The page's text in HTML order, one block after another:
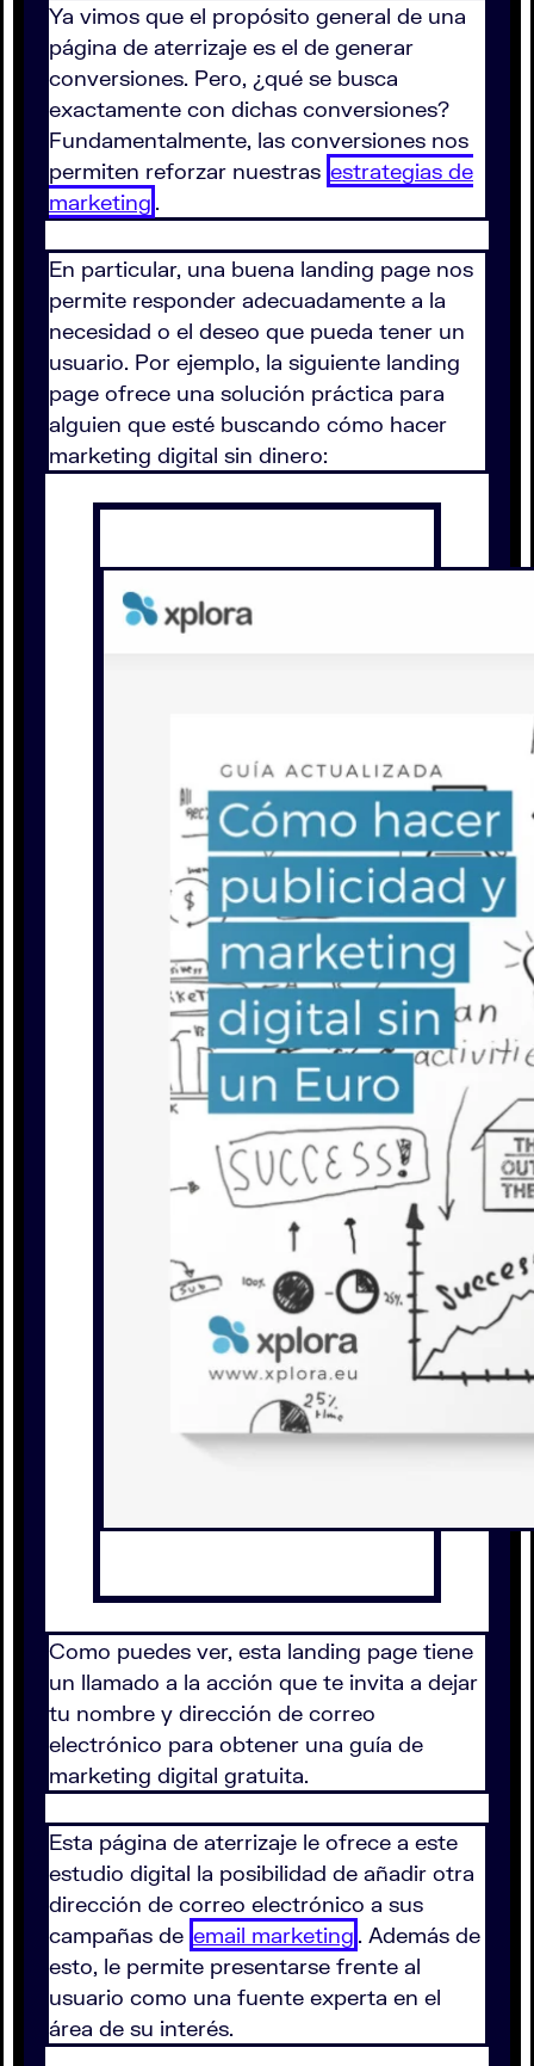
Ya vimos que el propósito general de una
página de aterrizaje es el de generar
conversiones. Pero, ¿qué se busca
exactamente con dichas conversiones?
Fundamentalmente, las conversiones nos
permiten reforzar nuestras estrategias de
marketing .
En particular, una buena landing page nos
permite responder adecuadamente a la
necesidad o el deseo que pueda tener un
usuario. Por ejemplo, la siguiente landing
page ofrece una solución práctica para
alguien que esté buscando cómo hacer
marketing digital sin dinero:
Como puedes ver, esta landing page tiene
un llamado a la acción que te invita a dejar
tu nombre y dirección de correo
electrónico para obtener una guía de
marketing digital gratuita.
Esta página de aterrizaje le ofrece a este
estudio digital la posibilidad de añadir otra
dirección de correo electrónico a sus
campañas de email marketing . Además de
esto, le permite presentarse frente al
usuario como una fuente experta en el
área de su interés.